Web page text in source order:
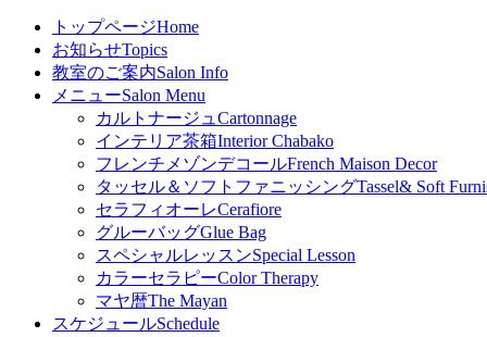
トップページHome
お知らせTopics
教室のご案内Salon Info
メニューSalon Menu
カルトナージュ Cartonnage
インテリア茶箱Interior Chabako
フレンチメゾンデコールFrench Maison Decor
タッセル＆ソフトファニッシングTassel& Soft
セラフィオーレCerafiore
グルーバッグGlue Bag
スペシャルレッスンSpecial Lesson
カラーセラピーColor Therapy
マヤ暦The Mayan
スケジュールSchedule